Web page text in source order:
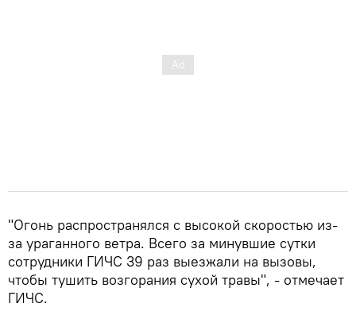
"Огонь распространялся с высокой скоростью из-
за ураганного ветра. Всего за минувшие сутки
сотрудники ГИЧС 39 раз выезжали на вызовы,
чтобы тушить возгорания сухой травы", - отмечает
ГИЧС.